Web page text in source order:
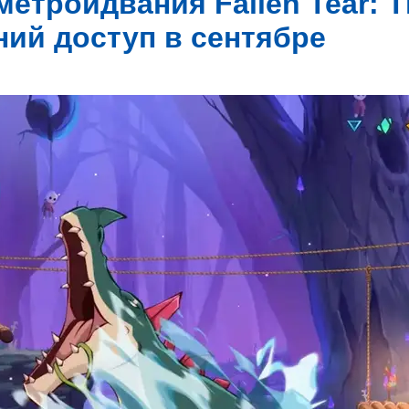
доступ в сентябре